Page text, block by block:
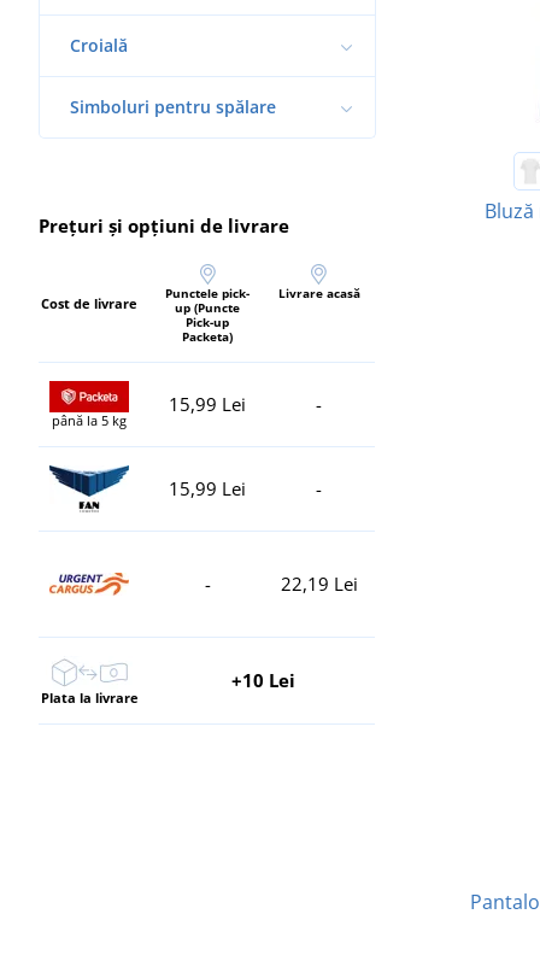
Croială
Simboluri pentru spălare
Prețuri și opțiuni de livrare
Cost de livrare
Punctele pick-
up (Puncte
Pick-up
Packeta)
Livrare acasă
până la 5 kg
15,99 Lei -
15,99 Lei -
- 22,19 Lei
Plata la livrare
+10 Lei